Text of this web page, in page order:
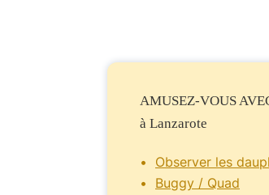
AMUSEZ-VOUS
à Lanzarote
Observer les
Buggy / Quad